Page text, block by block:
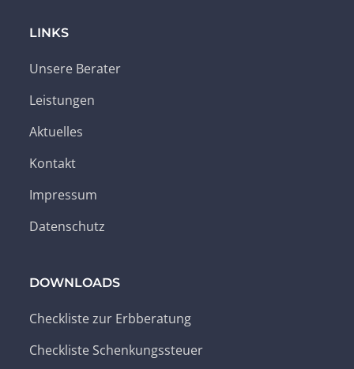
LINKS
Unsere Berater
Leistungen
Aktuelles
Kontakt
Impressum
Datenschutz
DOWNLOADS
Checkliste zur Erbberatung
Checkliste Schenkungssteuer